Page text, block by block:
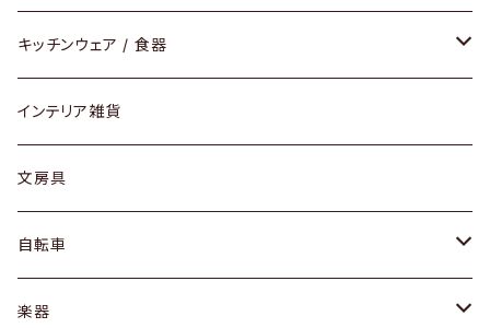
ダイニングセット / ダイニングテーブル
ローテーブル / サイドテーブル
デスク / コンソール
ドレッサー
シェルフ
テーブルランプ / デスクスタンド
フロアライト
アクセサリー
リング
ピアス / イヤリング
財布
バッグ
アウター
トップス
キッチンウェア / 食器
グラス / タンブラー
カップ / マグ
プレート / ボウル
カトラリー
インテリア雑貨
文房具
自転車
dahon
楽器